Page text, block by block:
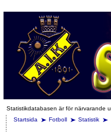
Statistikdatabasen är för närvarande
Startsida
Fotboll Statistik